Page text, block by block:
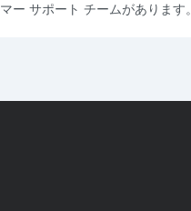
ー サポート チームがあります。